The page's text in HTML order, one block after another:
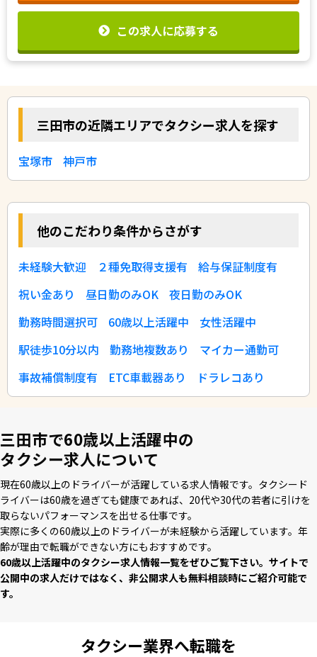
この求人に応募する
三田市の近隣エリアでタクシー求人を探す
宝塚市 神戸市
他のこだわり条件からさがす
未経験大歓迎 ２種免取得支援有
給与保証制度有
祝い金あり
昼日勤のみOK
夜日勤のみOK
勤務時間選択可
60歳以上活躍中
女性活躍中
駅徒歩10分以内
勤務地複数あり
マイカー通勤可
事故補償制度有
ETC車載器あり ドラレコあり
三田市で60歳以上活躍中の
タクシー求人について
現在60歳以上のドライバーが活躍している求⼈情報です。タクシード
ライバーは60歳を過ぎても健康であれば、20代や30代の若者に引けを
取らないパフォーマンスを出せる仕事です。
実際に多くの60歳以上のドライバーが未経験から活躍しています。年
齢が理由で転職ができない⽅にもおすすめです。
60歳以上活躍中のタクシー求⼈情報⼀覧をぜひご覧下さい。サイトで
公開中の求⼈だけではなく、⾮公開求⼈も無料相談時にご紹介可能で
す。
タクシー業界へ転職を